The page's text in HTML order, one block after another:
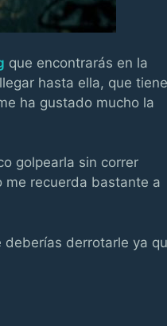
que encontrarás en la
hasta ella, que tiene
ha gustado mucho la
golpearla sin correr
me recuerda bastante a
deberías derrotarle ya